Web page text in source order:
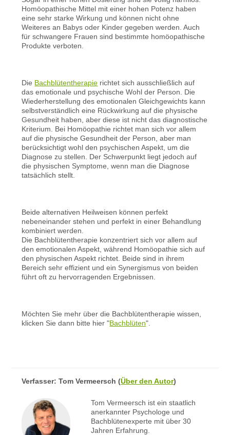
Homöopathische Mittel mit einer hohen Potenz haben
eine sehr starke Wirkung und können nicht ohne
Weiteres an Babys oder Kinder gegeben werden. Auch
für schwangere Frauen sind bestimmte homöopathische
Produkte verboten.
Die Bachblütentherapie richtet sich ausschließlich auf
das emotionale und psychische Wohl der Person. Die
Wiederherstellung des emotionalen Gleichgewichts kann
selbstverständlich eine Rückwirkung auf die physische
Gesundheit haben, aber diese ist nicht das diagnostische
Kriterium. Bei Homöopathie richtet man sich vor allem
auf die physische Gesundheit der Person, aber man
berücksichtigt wohl den psychischen Aspekt, um die
Diagnose zu stellen. Der Schwerpunkt liegt jedoch auf
die physischen Symptome, wenn man die Diagnose
tatsächlich stellt.
Beide alternativen Heilweisen können perfekt
nebeneinander stehen und perfekt in einer Behandlung
kombiniert werden.
Die Bachblütentherapie konzentriert sich vor allem auf
den emotionalen Aspekt, während Homöopathie sich auf
den physischen Aspekt richtet. Beide sind in ihrem
Bereich sehr effizient und ein Synergismus von beiden
führt oft zu hervorragenden Ergebnissen.
Möchten Sie mehr über die Bachblütentherapie wissen,
klicken Sie dann bitte hier "Bachblüten".
Verfasser:Tom Vermeersch (Über den Autor)
Tom Vermeersch ist ein staatlich
anerkannter Psychologe und
Bachblütenexperte mit über 30
Jahren Erfahrung.